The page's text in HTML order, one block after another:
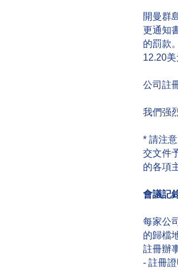
開曼群
更通知
的罰款
12.20美
公司註
我們强
* 請注
交文件
的各項
會議記
每家公
的歸檔
註冊辦
- 註冊